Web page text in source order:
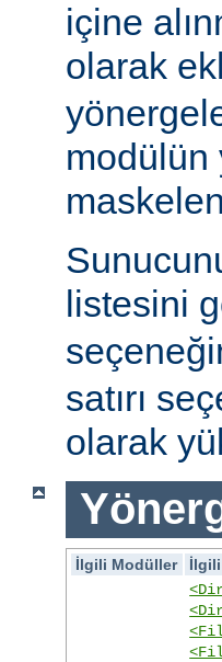
içine
olarak
modülün
listesini
satırı
olarak
İlgili Modüller